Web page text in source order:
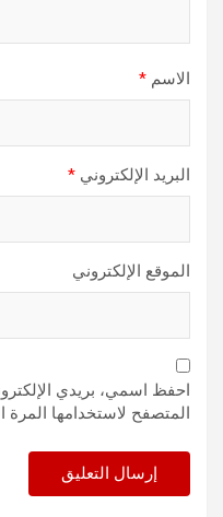
الاسم *
البريد الإلكتروني *
الموقع الإلكتروني
احفظ اسمي، بريدي
المتصفح لاستخدامها المرة